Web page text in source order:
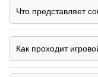
Что представляет
Как проходит